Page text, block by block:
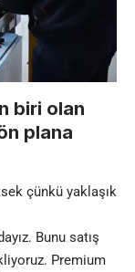
biri olan
plana
çünkü yaklaşık
Bunu satış
Premium